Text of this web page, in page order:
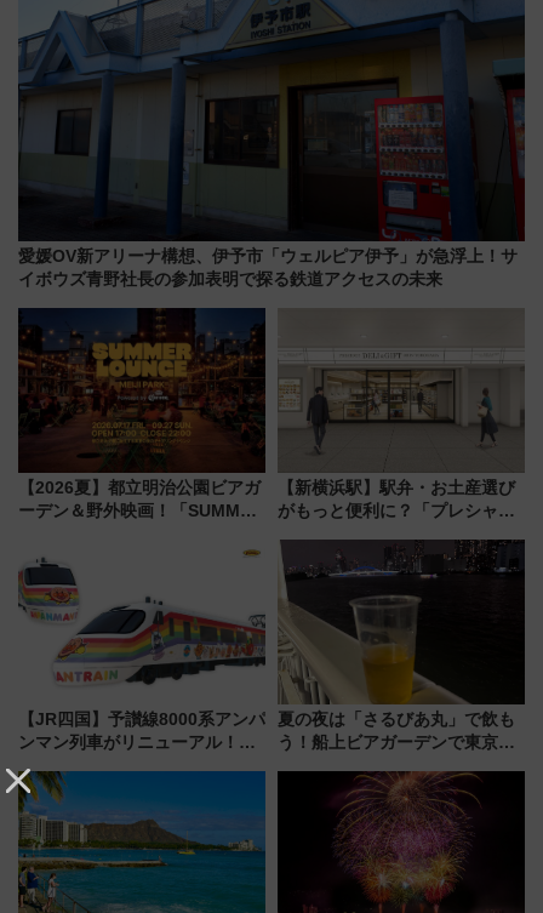
愛媛OV新アリーナ構想、伊予市「ウェルピア伊予」が急浮上！サ
イボウズ青野社長の参加表明で探る鉄道アクセスの未来
【2026夏】都立明治公園ビアガ
ーデン＆野外映画！「SUMMER
ケジュール 夜風とビール、映画
を満喫！
【新横浜駅】駅弁・お土産選び
がもっと便利に？「プレシャス
ン 場所や営業時間・限定弁当
を紹介
【JR四国】予讃線8000系アンパ
ンマン列車がリニューアル！内
外装デザイン公開 デビューは
今年12月
夏の夜は「さるびあ丸」で飲も
う！船上ビアガーデンで東京湾
杯……工場直送生ビールや島グ
ルメが美味い